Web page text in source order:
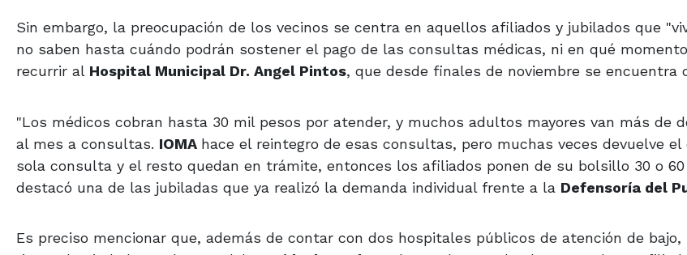
Sin embargo, la preocupación de los vecinos se centra en aquellos afiliados y jubilados que
no saben hasta cuándo podrán sostener el pago de las consultas médicas, ni en qué
recurrir al Hospital Municipal Dr. Angel Pintos, que desde finales de noviembre se encuentra
"Los médicos cobran hasta 30 mil pesos por atender, y muchos adultos mayores van más de
al mes a consultas. IOMA hace el reintegro de esas consultas, pero muchas veces devuelve el
sola consulta y el resto quedan en trámite, entonces los afiliados ponen de su bolsillo 30 o 60
destacó una de las jubiladas que ya realizó la demanda individual frente a la Defensoría del
Es preciso mencionar que, además de contar con dos hospitales públicos de atención de bajo,